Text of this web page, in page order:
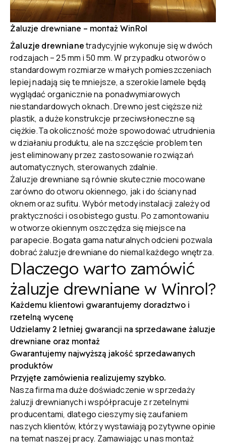
Żaluzje drewniane – montaż WinRol
Żaluzje drewnianetradycyjnie wykonuje się w dwóch
rodzajach – 25 mm i 50 mm. W przypadku otworów o
standardowym rozmiarze w małych pomieszczeniach
lepiej nadają się te mniejsze, a szerokie lamele będą
wyglądać organicznie na ponadwymiarowych
niestandardowych oknach. Drewno jest cięższe niż
plastik, a duże konstrukcje przeciwsłoneczne są
ciężkie.Ta okoliczność może spowodować utrudnienia
w działaniu produktu, ale na szczęście problem ten
jest eliminowany przez zastosowanie rozwiązań
automatycznych, sterowanych zdalnie.
Żaluzje drewniane są równie skutecznie mocowane
zarówno do otworu okiennego, jak i do ściany nad
oknem oraz sufitu. Wybór metody instalacji zależy od
praktyczności i osobistego gustu. Po zamontowaniu
w otworze okiennym oszczędza się miejsce na
parapecie. Bogata gama naturalnych odcieni pozwala
dobrać żaluzje drewniane do niemal każdego wnętrza.
Dlaczego warto zamówić
żaluzje drewniane w Winrol?
Każdemu klientowi gwarantujemy doradztwo i
rzetelną wycenę
Udzielamy 2 letniej gwarancji na sprzedawane żaluzje
drewniane oraz montaż
Gwarantujemy najwyższą jakość sprzedawanych
produktów
Przyjęte zamówienia realizujemy szybko.
Nasza firma ma duże doświadczenie w sprzedaży
żaluzji drewnianych i współpracuje z rzetelnymi
producentami, dlatego cieszymy się zaufaniem
naszych klientów, którzy wystawiają pozytywne opinie
na temat naszej pracy. Zamawiając u nas montaż